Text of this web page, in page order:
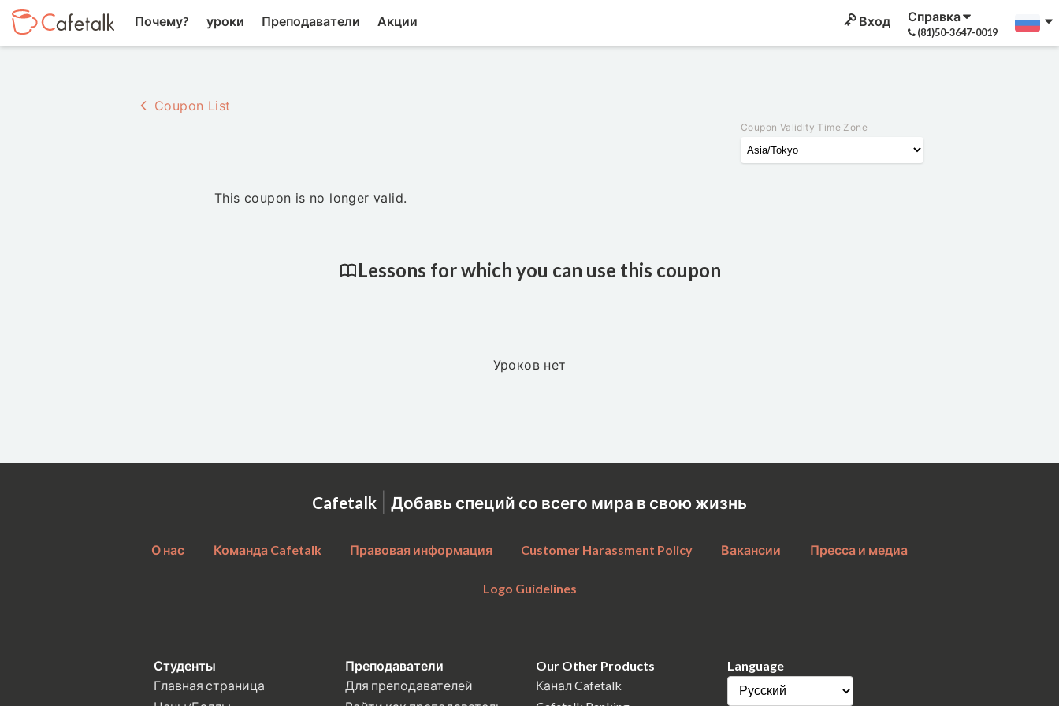
Почему? уроки Преподаватели Акции Вход Справка
(81)50-3647-0019
Coupon List
Coupon Validity Time Zone
This coupon is no longer valid.
Lessons for which you can use this coupon
Уроков нет
Cafetalk | Добавь специй со всего мира в свою жизнь
О нас Команда Cafetalk Правовая информация Customer Harassment Policy Вакансии Пресса и медиа
Logo Guidelines
Студенты
Главная страница
Преподаватели
Для преподавателей
Our Other Products
Канал Cafetalk
Language